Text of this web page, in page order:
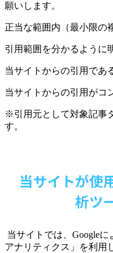
願いします。
正当な範囲内（最小限の
引用範囲を分かるように
当サイトからの引用であ
当サイトからの引用がコ
※引用元として対象記事
す。
当サイトが使
析ツ
当サイトでは、 Googleに
アナリティクス」を利用